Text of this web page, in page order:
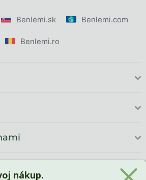
Benlemi.sk Benlemi.com
Benlemi.ro
nákup.